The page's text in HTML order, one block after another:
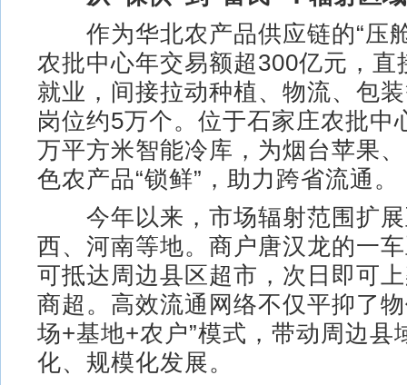
作为华北农产品供应链的“压
农批中心年交易额超300亿元，直
就业，间接拉动种植、物流、包
岗位约5万个。位于石家庄农批中
万平方米智能冷库，为烟台苹果
色农产品“锁鲜”，助力跨省流通。
今年以来，市场辐射范围扩展
西、河南等地。商户唐汉龙的一
可抵达周边县区超市，次日即可
商超。高效流通网络不仅平抑了
场+基地+农户”模式，带动周边县
化、规模化发展。